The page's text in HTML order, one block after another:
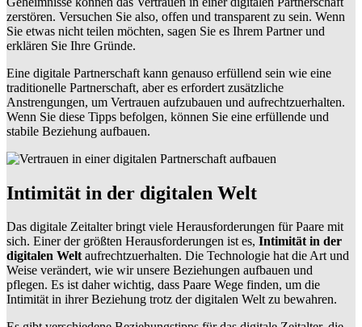
zerstören. Versuchen Sie also, offen und transparent zu sein. Wenn
Sie etwas nicht teilen möchten, sagen Sie es Ihrem Partner und
erklären Sie Ihre Gründe.
Eine digitale Partnerschaft kann genauso erfüllend sein wie eine
traditionelle Partnerschaft, aber es erfordert zusätzliche
Anstrengungen, um Vertrauen aufzubauen und aufrechtzuerhalten.
Wenn Sie diese Tipps befolgen, können Sie eine erfüllende und
stabile Beziehung aufbauen.
Intimität in der digitalen Welt
Das digitale Zeitalter bringt viele Herausforderungen für Paare mit
sich. Einer der größten Herausforderungen ist es, Intimität in der
digitalen Weltaufrechtzuerhalten. Die Technologie hat die Art und
Weise verändert, wie wir unsere Beziehungen aufbauen und
pflegen. Es ist daher wichtig, dass Paare Wege finden, um die
Intimität in ihrer Beziehung trotz der digitalen Welt zu bewahren.